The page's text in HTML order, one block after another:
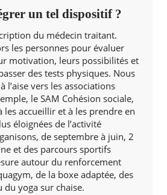
un tel dispositif ?
du médecin traitant.
les personnes pour évaluer
motivation, leurs possibilités et
des tests physiques. Nous
l’aise vers les associations
le SAM Cohésion sociale,
les accueillir et à les prendre en
éloignées de l’activité
de septembre à juin, 2
et des parcours sportifs
autour du renforcement
de la boxe adaptée, des
yoga sur chaise.